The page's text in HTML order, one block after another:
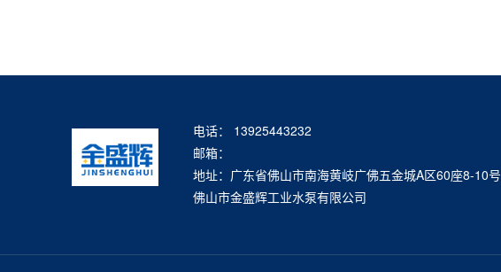
电话： 13925443232
邮箱：
地址：广东省佛山市南海黄岐广佛五金城A区60座8-10号
佛山市金盛辉工业水泵有限公司